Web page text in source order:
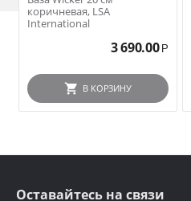
коричневая, LSA
International
3 690.00 Р
В КОРЗИНУ
Оставайтесь на связи